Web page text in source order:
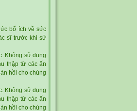
bổ ích về sức
sĩ trước khi sử
Không sử dụng
thập từ các ấn
hồi cho chúng
Không sử dụng
thập từ các ấn
hồi cho chúng